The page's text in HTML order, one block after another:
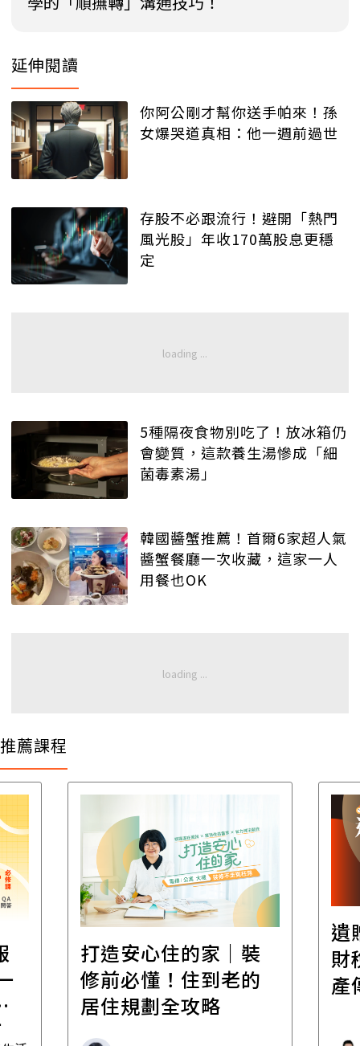
延伸閱讀
你阿公剛才幫你送手帕來！孫
女爆哭道真相：他一週前過世
存股不必跟流行！避開「熱門
風光股」年收170萬股息更穩
定
5種隔夜食物別吃了！放冰箱仍
會變質，這款養生湯慘成「細
菌毒素湯」
韓國醬蟹推薦！首爾6家超人氣
醬蟹餐廳一次收藏，這家一人
用餐也OK
推薦課程
打造安心住的家｜裝
修前必懂！住到老的
居住規劃全攻略
遺
財
產